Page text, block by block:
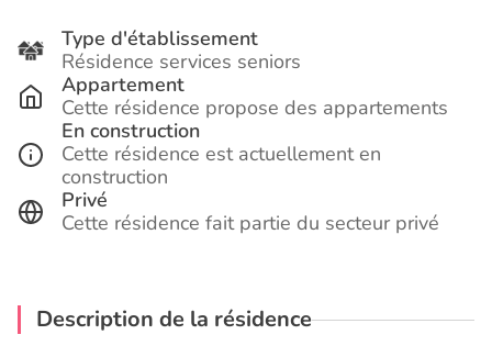
Type d'établissement
Résidence services seniors
Appartement
Cette résidence propose des appartements
En construction
Cette résidence est actuellement en
construction
Privé
Cette résidence fait partie du secteur privé
Description de la résidence